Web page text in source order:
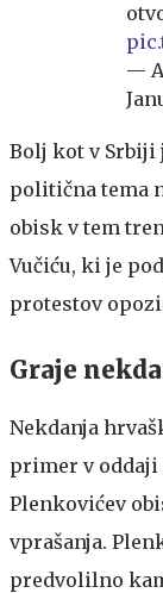
—
Bolj kot v Srbiji
politična tema
obisk v tem
Vučiću, ki je
protestov
Graje
Nekdanja
primer v oddaji
Plenkovićev
vprašanja.
predvolilno